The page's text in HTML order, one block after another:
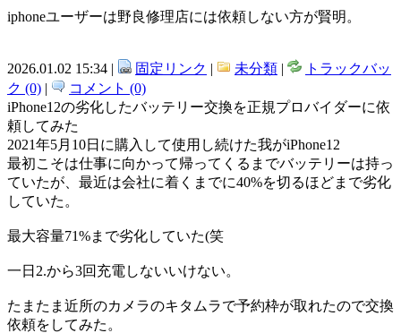
iphoneユーザーは野良修理店には依頼しない方が賢明。
2026.01.02 15:34 | 固定リンク | 未分類 |
トラックバッ
ク (0) |
コメント (0)
iPhone12の劣化したバッテリー交換を正規プロバイダーに依
頼してみた
2021年5月10日に購入して使用し続けた我がiPhone12
最初こそは仕事に向かって帰ってくるまでバッテリーは持っ
ていたが、最近は会社に着くまでに40%を切るほどまで劣化
していた。
最大容量71%まで劣化していた(笑
一日2.から3回充電しないいけない。
たまたま近所のカメラのキタムラで予約枠が取れたので交換
依頼をしてみた。